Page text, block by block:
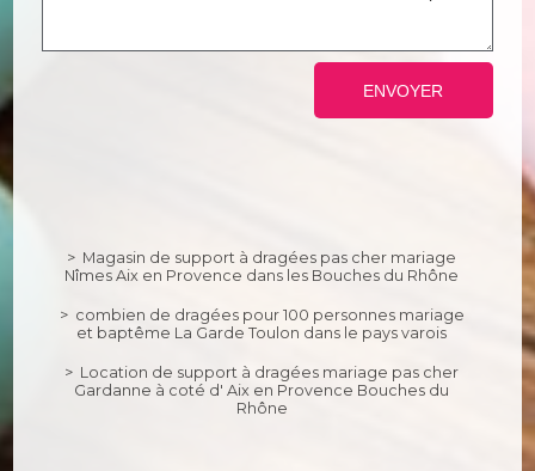
Magasin de support à dragées pas cher mariage
Nîmes Aix en Provence dans les Bouches du Rhône
combien de dragées pour 100 personnes mariage
et baptême La Garde Toulon dans le pays varois
Location de support à dragées mariage pas cher
Gardanne à coté d' Aix en Provence Bouches du
Rhône